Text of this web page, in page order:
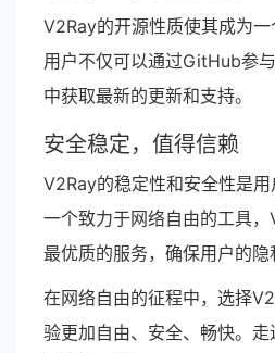
V2Ray的开源性质使其成为一
用户不仅可以通过GitHub参
中获取最新的更新和支持。
安全稳定，值得信赖
V2Ray的稳定性和安全性是
一个致力于网络自由的工具
最优质的服务，确保用户的隐
在网络自由的征程中，选择
验更加自由、安全、畅快。